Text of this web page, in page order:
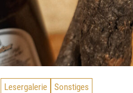
Lesergalerie Sonstiges